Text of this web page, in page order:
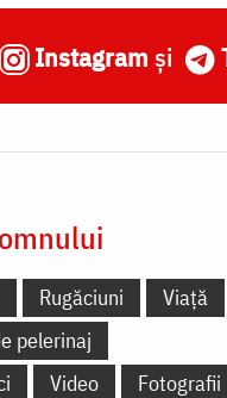
Instagram și
Rugăciuni
Viață
pelerinaj
Video Fotografii